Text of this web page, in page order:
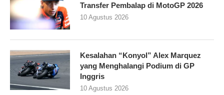
Transfer Pembalap di MotoGP 2026
10 Agustus 2026
Kesalahan “Konyol” Alex Marquez
yang Menghalangi Podium di GP
Inggris
10 Agustus 2026